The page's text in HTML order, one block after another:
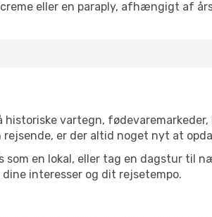
eller en paraply, afhængigt af
vartegn,
er der altid noget nyt at
som en lokal, eller tag en dagstur til
interesser og dit rejsetempo.